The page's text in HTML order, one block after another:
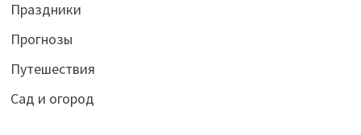
Праздники
Прогнозы
Путешествия
Сад и огород